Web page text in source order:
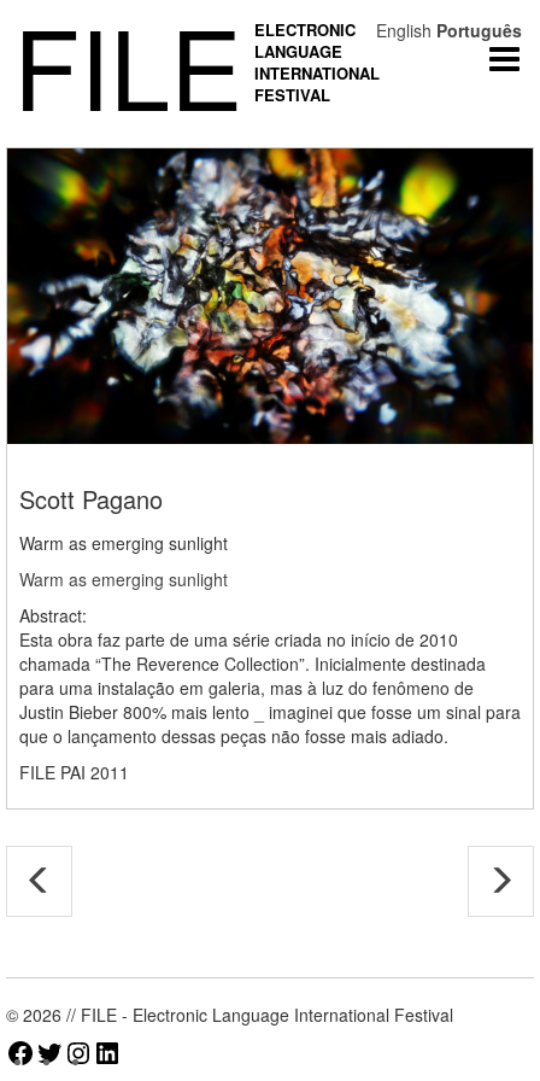
FILE
ELECTRONIC
LANGUAGE
INTERNATIONAL
FESTIVAL
Scott Pagano
Warm as emerging sunlight
Warm as emerging sunlight
Abstract:
Esta obra faz parte de uma série criada no início de 2010
chamada “The Reverence Collection”. Inicialmente destinada
para uma instalação em galeria, mas à luz do fenômeno de
Justin Bieber 800% mais lento _ imaginei que fosse um sinal para
que o lançamento dessas peças não fosse mais adiado.
FILE PAI 2011
© 2026 // FILE - Electronic Language International Festival
Facebook
TwitterInstagram
English Português